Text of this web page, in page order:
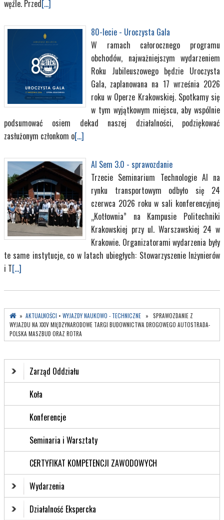
węźle. Przed [...]
80-lecie - Uroczysta Gala
W ramach całorocznego programu
obchodów, najważniejszym wydarzeniem
Roku Jubileuszowego będzie Uroczysta
Gala, zaplanowana na 17 września 2026
roku w Operze Krakowskiej. Spotkamy się
w tym wyjątkowym miejscu, aby wspólnie
podsumować osiem dekad naszej działalności, podziękować
zasłużonym członkom o[...]
AI Sem 3.0 - sprawozdanie
Trzecie Seminarium Technologie AI na
rynku transportowym odbyło się 24
czerwca 2026 roku w sali konferencyjnej
„Kotłownia” na Kampusie Politechniki
Krakowskiej przy ul. Warszawskiej 24 w
Krakowie. Organizatorami wydarzenia były
te same instytucje, co w latach ubiegłych: Stowarzyszenie Inżynierów
i T[...]
» AKTUALNOŚCI • WYJAZDY NAUKOWO - TECHNICZNE » SPRAWOZDANIE Z
WYJAZDU NA XXIV MIĘDZYNARODOWE TARGI BUDOWNICTWA DROGOWEGO AUTOSTRADA-
POLSKA MASZBUD ORAZ ROTRA
Zarząd Oddziału
Koła
Konferencje
Seminaria i Warsztaty
CERTYFIKAT KOMPETENCJI ZAWODOWYCH
Wydarzenia
Działalność Ekspercka